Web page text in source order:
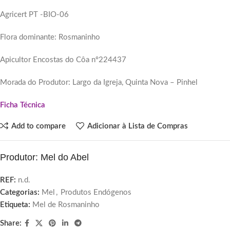
Agricert PT -BIO-06
Flora dominante: Rosmaninho
Apicultor Encostas do Côa nº224437
Morada do Produtor: Largo da Igreja, Quinta Nova – Pinhel
Ficha Técnica
Add to compare Adicionar à Lista de Compras
Produtor: Mel do Abel
REF: n.d.
Categorias: Mel , Produtos Endógenos
Etiqueta: Mel de Rosmaninho
Share: